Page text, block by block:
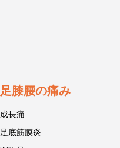
足膝腰の痛み
成長痛
足底筋膜炎